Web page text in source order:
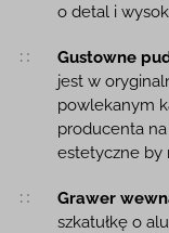
o detal i
Gustowne
jest w
powlekanym
producenta
estetyczne by
Grawer
szkatułkę o